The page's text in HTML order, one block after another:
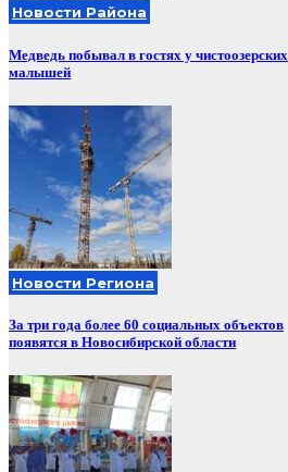
Новости Района
Медведь побывал в гостях у чистоозерских
малышей
Новости Региона
За три года более 60 социальных объектов
появятся в Новосибирской области